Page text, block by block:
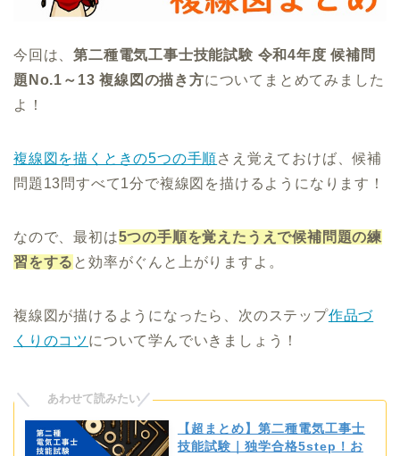
今回は、第二種電気工事士技能試験 令和4年度 候補問
題No.1～13 複線図の描き方についてまとめてみました
よ！
複線図を描くときの5つの手順さえ覚えておけば、候補
問題13問すべて1分で複線図を描けるようになります！
なので、最初は5つの手順を覚えたうえで候補問題の練
習をする と効率がぐんと上がりますよ。
複線図が描けるようになったら、次のステップ作品づ
くりのコツについて学んでいきましょう！
【超まとめ】第二種電気工事士
技能試験｜独学合格5step！お